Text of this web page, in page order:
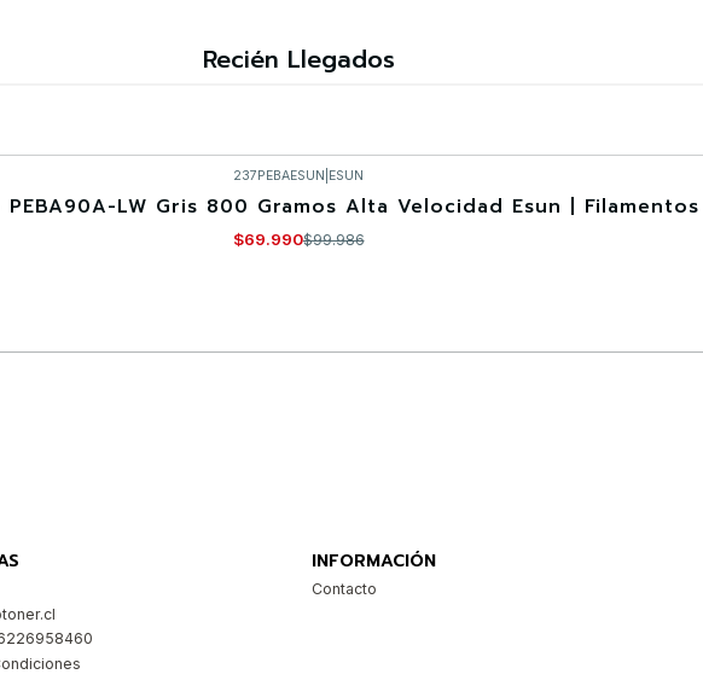
Recién Llegados
237PEBAESUN ESUN
PEBA90A-LW Gris 800 Gramos Alta Velocidad Esun | Filamentos
$69.990$99.986
INFORMACIÓN
Contacto